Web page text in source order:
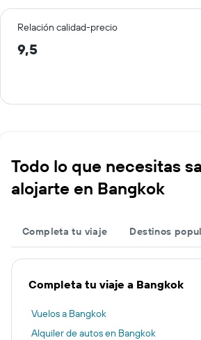
Relación calidad-precio
9,5
Todo lo que necesitas
alojarte en Bangkok
Completa tu viaje Destinos
Completa tu viaje a Bangkok
Vuelos a Bangkok
Alquiler de autos en Bangkok